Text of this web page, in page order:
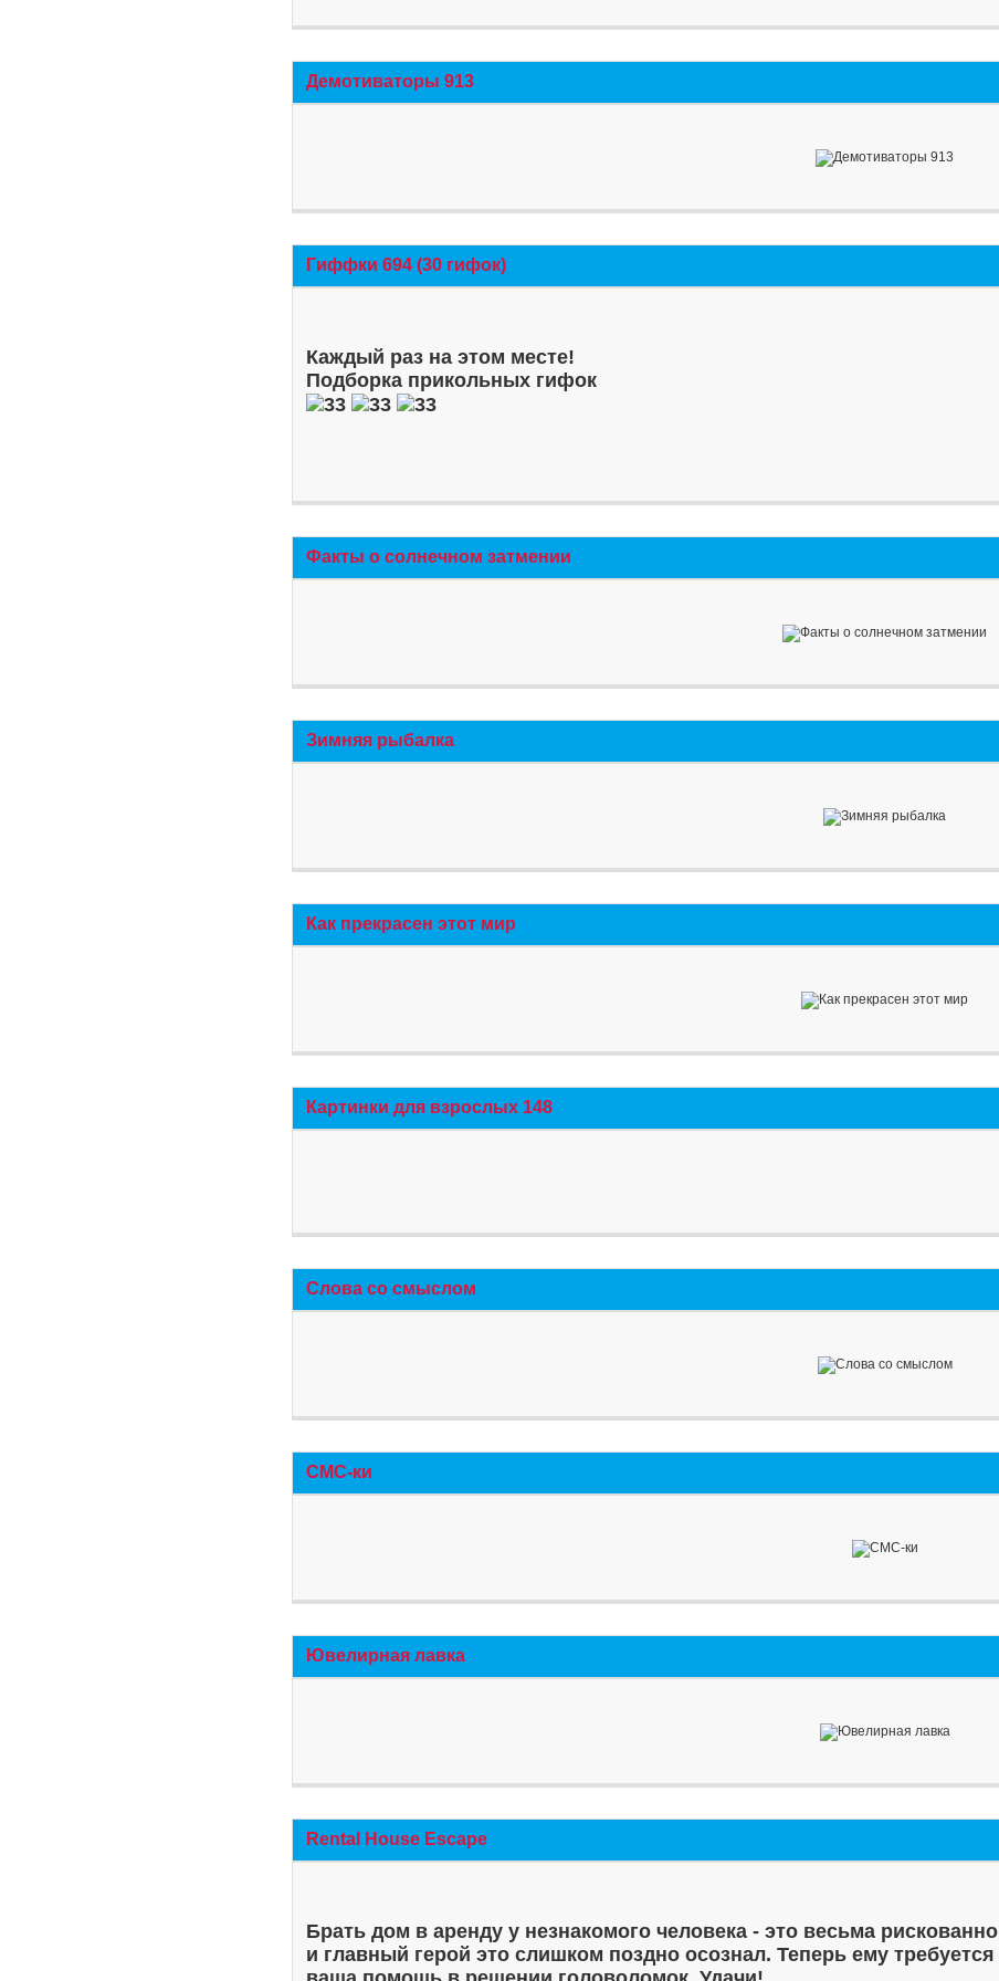
Демотиваторы 913
Гиффки 694 (30 гифок)
Каждый раз на этом месте!
Подборка прикольных гифок
Факты о солнечном затмении
Зимняя рыбалка
Как прекрасен этот мир
Картинки для взрослых 148
Слова со смыслом
СМС-ки
Ювелирная лавка
Rental House Escape
Брать дом в аренду у незнакомого человека - это весьма рискованно
и главный герой это слишком поздно осознал. Теперь ему требуется